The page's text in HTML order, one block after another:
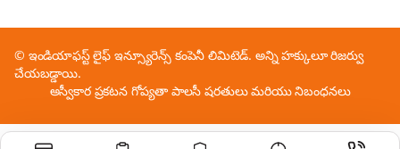
© ఇండియాఫస్ట్ లైఫ్ ఇన్స్యూరెన్స్ కంపెనీ లిమిటెడ్. అన్ని హక్కులూ రిజర్వు
చేయబడ్డాయి.
అస్వీకార ప్రకటన గోప్యతా పాలసీ షరతులు మరియు నిబంధనలు